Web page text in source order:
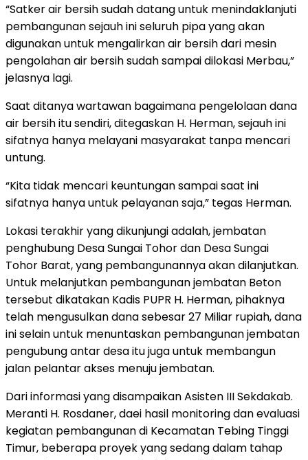
“Satker air bersih sudah datang untuk menindaklanjuti
pembangunan sejauh ini seluruh pipa yang akan
digunakan untuk mengalirkan air bersih dari mesin
pengolahan air bersih sudah sampai dilokasi Merbau,”
jelasnya lagi.
Saat ditanya wartawan bagaimana pengelolaan dana
air bersih itu sendiri, ditegaskan H. Herman, sejauh ini
sifatnya hanya melayani masyarakat tanpa mencari
untung.
“Kita tidak mencari keuntungan sampai saat ini
sifatnya hanya untuk pelayanan saja,” tegas Herman.
Lokasi terakhir yang dikunjungi adalah, jembatan
penghubung Desa Sungai Tohor dan Desa Sungai
Tohor Barat, yang pembangunannya akan dilanjutkan.
Untuk melanjutkan pembangunan jembatan Beton
tersebut dikatakan Kadis PUPR H. Herman, pihaknya
telah mengusulkan dana sebesar 27 Miliar rupiah, dana
ini selain untuk menuntaskan pembangunan jembatan
pengubung antar desa itu juga untuk membangun
jalan pelantar akses menuju jembatan.
Dari informasi yang disampaikan Asisten III Sekdakab.
Meranti H. Rosdaner, daei hasil monitoring dan evaluasi
kegiatan pembangunan di Kecamatan Tebing Tinggi
Timur, beberapa proyek yang sedang dalam tahap